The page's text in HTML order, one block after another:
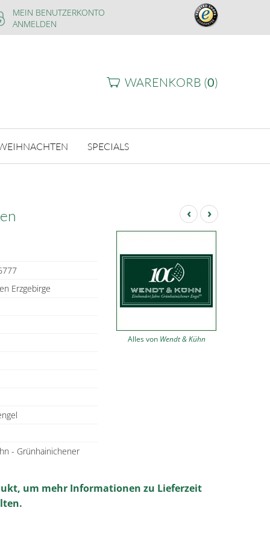
MEIN BENUTZERKONTO
ANMELDEN
WARENKORB (0)
SPECIALS
‹ ›
Erzgebirge
- Grünhainichener
Alles von Wendt & Kühn
um mehr Informationen zu Lieferzeit